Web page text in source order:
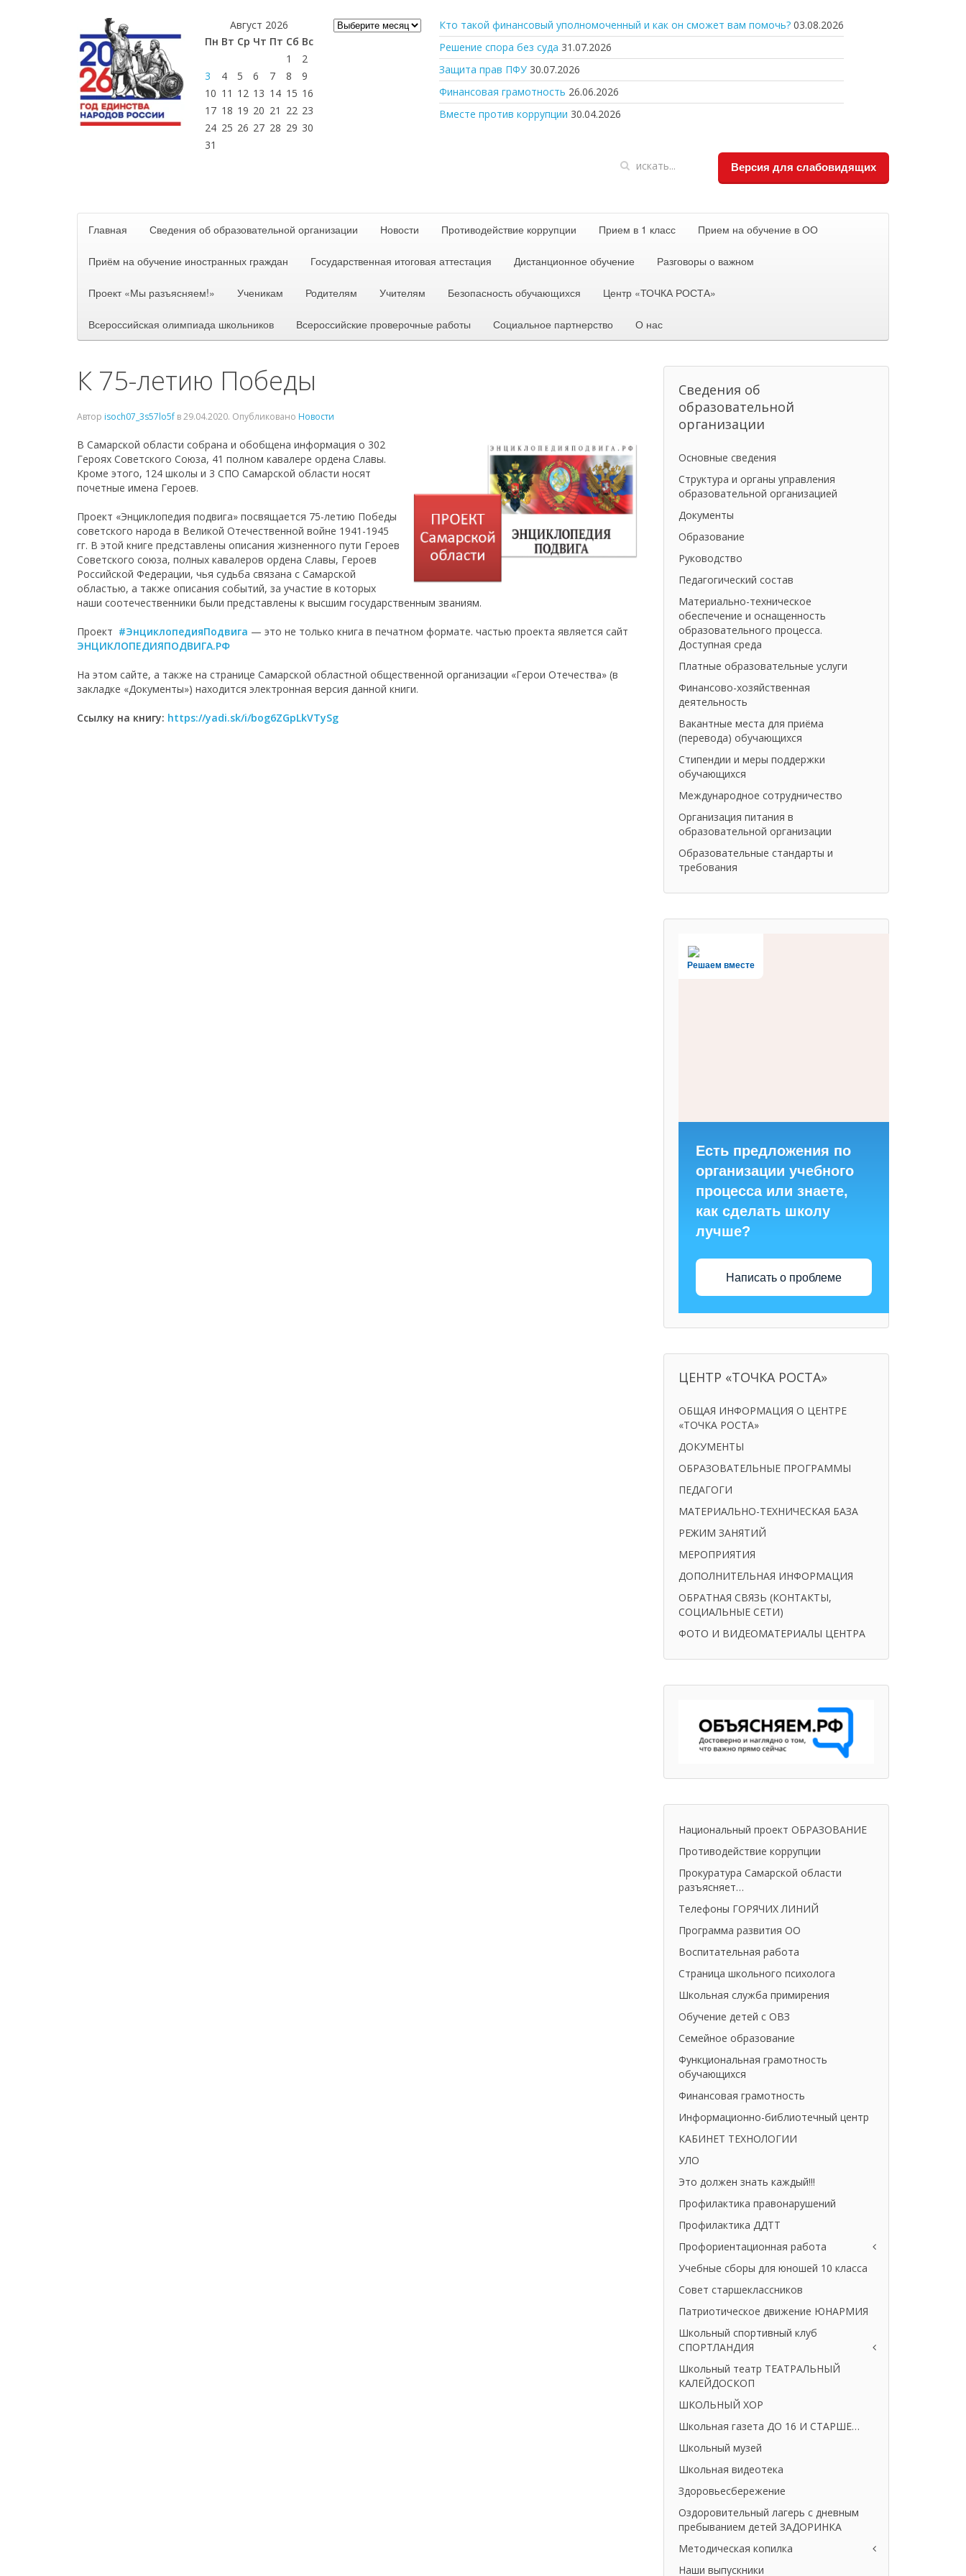
Август 2026
Пн Вт Ср Чт Пт Сб Вс
1
2
3
4 5 6 7 8
9
10 11 12 13 14 15 16
17 18 19 20 21 22 23
24 25 26 27 28 29 30
31
Архив
Кто такой финансовый уполномоченный и как он сможет вам помочь? 03.08.2026
Решение спора без суда 31.07.2026
Защита прав ПФУ 30.07.2026
Финансовая грамотность 26.06.2026
Вместе против коррупции 30.04.2026
Версия для слабовидящих
Главная Сведения об образовательной организации Новости Противодействие коррупции Прием в 1 класс Прием на обучение в ОО
Приём на обучение иностранных граждан Государственная итоговая аттестация Дистанционное обучение Разговоры о важном
Проект «Мы разъясняем!» Ученикам Родителям Учителям Безопасность обучающихся Центр «ТОЧКА РОСТА»
Всероссийская олимпиада школьников Всероссийские проверочные работы Социальное партнерство О нас
К 75-летию Победы
Автор isoch07_3s57lo5f в29.04.2020. Опубликовано Новости
В Самарской области собрана и обобщена информация о 302
Героях Советского Союза, 41 полном кавалере ордена Славы.
Кроме этого, 124 школы и 3 СПО Самарской области носят
почетные имена Героев.
Проект «Энциклопедия подвига» посвящается 75-летию Победы
советского народа в Великой Отечественной войне 1941-1945
гг. В этой книге представлены описания жизненного пути Героев
Советского союза, полных кавалеров ордена Славы, Героев
Российской Федерации, чья судьба связана с Самарской
областью, а также описания событий, за участие в которых
наши соотечественники были представлены к высшим государственным званиям.
Проект #ЭнциклопедияПодвига — это не только книга в печатном формате. частью проекта является сайт
ЭНЦИКЛОПЕДИЯПОДВИГА.РФ
На этом сайте, а также на странице Самарской областной общественной организации «Герои Отечества» (в
закладке «Документы») находится электронная версия данной книги.
Ссылку на книгу: https://yadi.sk/i/bog6ZGpLkVTySg
Сведения об
образовательной
организации
Основные сведения
Структура и органы управления
образовательной организацией
Документы
Образование
Руководство
Педагогический состав
Материально-техническое
обеспечение и оснащенность
образовательного процесса.
Доступная среда
Платные образовательные услуги
Финансово-хозяйственная
деятельность
Вакантные места для приёма
(перевода) обучающихся
Стипендии и меры поддержки
обучающихся
Международное сотрудничество
Организация питания в
образовательной организации
Образовательные стандарты и
требования
Решаем вместе
Есть предложения по
организации учебного
процесса или знаете,
как сделать школу
лучше?
Написать о проблеме
ЦЕНТР «ТОЧКА РОСТА»
ОБЩАЯ ИНФОРМАЦИЯ О ЦЕНТРЕ
«ТОЧКА РОСТА»
ДОКУМЕНТЫ
ОБРАЗОВАТЕЛЬНЫЕ ПРОГРАММЫ
ПЕДАГОГИ
МАТЕРИАЛЬНО-ТЕХНИЧЕСКАЯ БАЗА
РЕЖИМ ЗАНЯТИЙ
МЕРОПРИЯТИЯ
ДОПОЛНИТЕЛЬНАЯ ИНФОРМАЦИЯ
ОБРАТНАЯ СВЯЗЬ (КОНТАКТЫ,
СОЦИАЛЬНЫЕ СЕТИ)
ФОТО И ВИДЕОМАТЕРИАЛЫ ЦЕНТРА
Национальный проект ОБРАЗОВАНИЕ
Противодействие коррупции
Прокуратура Самарской области
разъясняет…
Телефоны ГОРЯЧИХ ЛИНИЙ
Программа развития ОО
Воспитательная работа
Страница школьного психолога
Школьная служба примирения
Обучение детей с ОВЗ
Семейное образование
Функциональная грамотность
обучающихся
Финансовая грамотность
Информационно-библиотечный центр
КАБИНЕТ ТЕХНОЛОГИИ
УЛО
Это должен знать каждый!!!
Профилактика правонарушений
Профилактика ДДТТ
Профориентационная работа
Учебные сборы для юношей 10 класса
Совет старшеклассников
Патриотическое движение ЮНАРМИЯ
Школьный спортивный клуб
СПОРТЛАНДИЯ
Школьный театр ТЕАТРАЛЬНЫЙ
КАЛЕЙДОСКОП
ШКОЛЬНЫЙ ХОР
Школьная газета ДО 16 И СТАРШЕ…
Школьный музей
Школьная видеотека
Здоровьесбережение
Оздоровительный лагерь с дневным
пребыванием детей ЗАДОРИНКА
Методическая копилка
Наши выпускники